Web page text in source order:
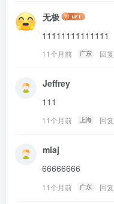
无极
11111111111111
11个月前 广东 回复
Jeffrey
111
11个月前 上海 回复
miaj
66666666
11个月前 广东 回复